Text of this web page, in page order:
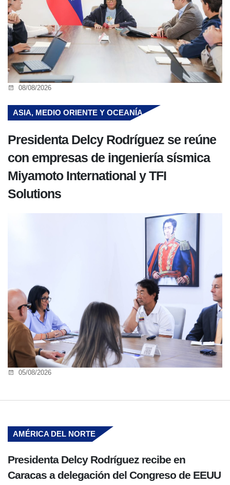
08/08/2026
ASIA, MEDIO ORIENTE Y OCEANÍA
Presidenta Delcy Rodríguez se reúne
con empresas de ingeniería sísmica
Miyamoto International y TFI
Solutions
05/08/2026
AMÉRICA DEL NORTE
Presidenta Delcy Rodríguez recibe en
Caracas a delegación del Congreso de EEUU